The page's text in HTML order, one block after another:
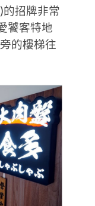
招牌非常
饕客特地
的樓梯往